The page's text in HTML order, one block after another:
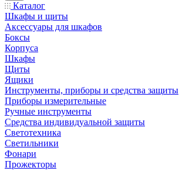
Каталог
Шкафы и щиты
Аксессуары для шкафов
Боксы
Корпуса
Шкафы
Щиты
Ящики
Инструменты, приборы и средства защиты
Приборы измерительные
Ручные инструменты
Средства индивидуальной защиты
Светотехника
Светильники
Фонари
Прожекторы